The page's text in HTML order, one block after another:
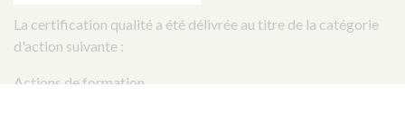
La certification qualité a été délivrée au titre de la catégorie
d'action suivante :
Actions de formation